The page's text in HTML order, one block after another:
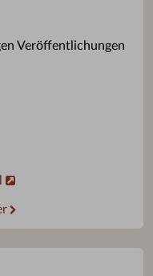
Veröffentlichungen